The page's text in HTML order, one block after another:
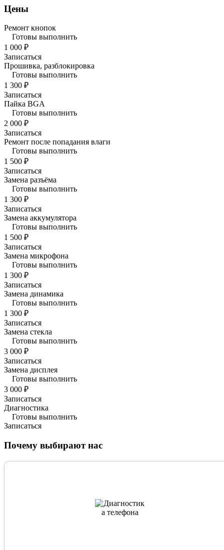
Цены
Ремонт кнопок
Готовы выполнить
1 000 ₽
Записаться
Прошивка, разблокировка
Готовы выполнить
1 300 ₽
Записаться
Пайка BGA
Готовы выполнить
2 000 ₽
Записаться
Ремонт после попадания влаги
Готовы выполнить
1 500 ₽
Записаться
Замена разъёма
Готовы выполнить
1 300 ₽
Записаться
Замена аккумулятора
Готовы выполнить
1 500 ₽
Записаться
Замена микрофона
Готовы выполнить
1 300 ₽
Записаться
Замена динамика
Готовы выполнить
1 300 ₽
Записаться
Замена стекла
Готовы выполнить
3 000 ₽
Записаться
Замена дисплея
Готовы выполнить
3 000 ₽
Записаться
Диагностика
Готовы выполнить
Записаться
Почему выбирают нас